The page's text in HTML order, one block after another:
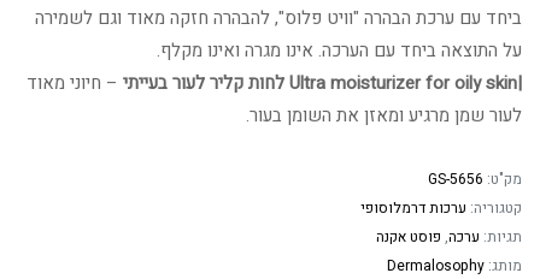
ביחד עם ערכת הבהרה "וויט פלוס", להבהרה חזקה מאוד וגם לשמירה
על התוצאה ביחד עם הערכה. אינו מגרה ואינו מקלף.
|Ultra moisturizer for oily skin לחות קליר לעור בעייתי
– חיוני מאוד
לעור שמן מרגיע ומאזן את השומן בעור.
מק"ט: GS-5656
קטגוריה: ערכות דרמלוסופי
תגיות: ערכה, פוסט אקנה
מותג: Dermalosophy